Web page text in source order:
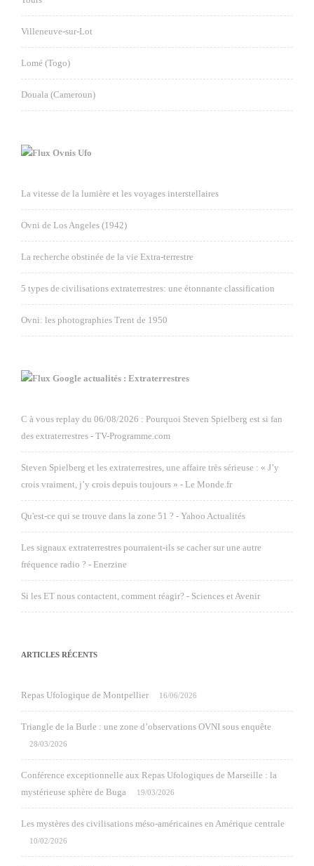
Villeneuve-sur-Lot
Lomé (Togo)
Douala (Cameroun)
Ovnis Ufo
La vitesse de la lumière et les voyages interstellaires
Ovni de Los Angeles (1942)
La recherche obstinée de la vie Extra-terrestre
5 types de civilisations extraterrestres: une étonnante classification
Ovni: les photographies Trent de 1950
Google actualités : Extraterrestres
C à vous replay du 06/08/2026 : Pourquoi Steven Spielberg est si fan
des extraterrestres - TV-Programme.com
Steven Spielberg et les extraterrestres, une affaire très sérieuse : « J’y
crois vraiment, j’y crois depuis toujours » - Le Monde.fr
Qu'est-ce qui se trouve dans la zone 51 ? - Yahoo Actualités
Les signaux extraterrestres pourraient-ils se cacher sur une autre
fréquence radio ? - Enerzine
Si les ET nous contactent, comment réagir? - Sciences et Avenir
ARTICLES RÉCENTS
Repas Ufologique de Montpellier 16/06/2026
Triangle de la Burle : une zone d’observations OVNI sous enquête
28/03/2026
Conférence exceptionnelle aux Repas Ufologiques de Marseille : la
mystérieuse sphère de Buga
19/03/2026
Les mystères des civilisations méso-américaines en Amérique centrale
10/02/2026